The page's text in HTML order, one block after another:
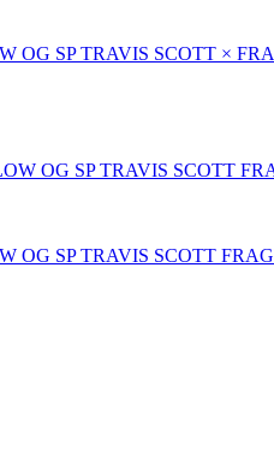
OG SP TRAVIS SCOTT ×
OG SP TRAVIS SCOTT